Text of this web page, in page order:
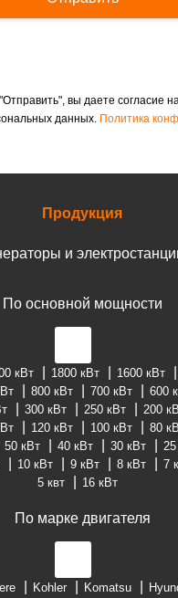
вы даете согласие
данных. Политика
Продукция
и
По основной мощности
кВт 1800 кВт 1600 кВт
800 кВт 700 кВт 600
300 кВт 250 кВт 200
120 кВт 100 кВт 80
50 кВт 40 кВт 30 кВт
10 кВт 9 кВт 8 кВт 7
5 квт
16 кВт
По марке двигателя
Kohler Komatsu